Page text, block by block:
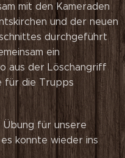
mit den Kameraden
und der neuen
durchgeführt
ein
aus der Löschangriff
für die Trupps
für unsere
konnte wieder ins